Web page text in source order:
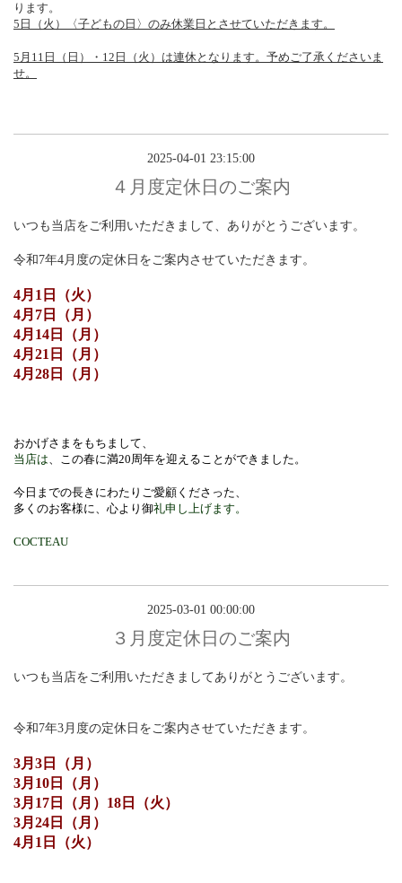
ります。
5日（火）〈子どもの日〉のみ休業日とさせていただきます。
5月11日（日）・12日（火）は連休となります。予めご了承くださいま
せ。
2025-04-01 23:15:00
４月度定休日のご案内
いつも当店をご利用いただきまして、ありがとうございます。
令和7年4月度の定休日をご案内させていただきます。
4月1日（火）
4月7日（月）
4月14日（月）
4月21日（月）
4月28日（月）
おかげさまをもちまして、
当店は、この春に満20周年を迎えることができました。
今日までの長きにわたりご愛顧くださった、
多くのお客様に、心より御礼申し上げます。
COCTEAU
2025-03-01 00:00:00
３月度定休日のご案内
いつも当店をご利用いただきましてありがとうございます。
令和7年3月度の定休日をご案内させていただきます。
3月3日（月）
3月10日（月）
3月17日（月）18日（火）
3月24日（月）
4月1日（火）